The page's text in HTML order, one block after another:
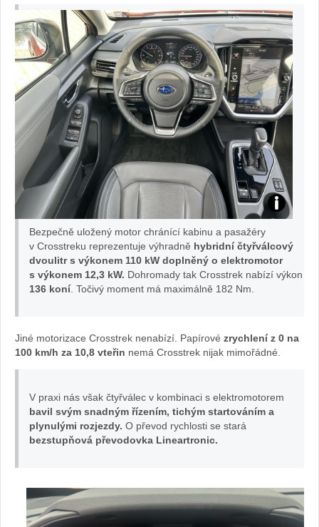
v
autě.cz
TEST
Subaru
Crosstrek:
Žena
autě.cz
Bezpečně uložený motor chránící kabinu a pasažéry
v Crosstreku reprezentuje výhradně hybridní čtyřválcový
dvoulitr s výkonem 110 kW doplněný o elektromotor
s výkonem 12,3 kW. Dohromady tak Crosstrek nabízí výkon
136 koní. Točivý moment má maximálně 182 Nm.
Jiné motorizace Crosstrek nenabízí. Papírové zrychlení z 0 na
100 km/h za 10,8 vteřin nemá Crosstrek nijak mimořádné.
V praxi nás však čtyřválec v kombinaci s elektromotorem
bavil svým snadným řízením, tichým startováním a
plynulými rozjezdy. O převod rychlosti se stará
bezstupňová převodovka Lineartronic.